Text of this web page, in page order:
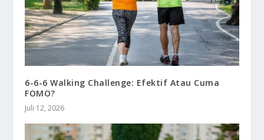
6-6-6 Walking Challenge: Efektif Atau Cuma
FOMO?
Juli 12, 2026